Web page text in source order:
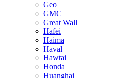
Geo
GMC
Great Wall
Hafei
Haima
Haval
Hawtai
Honda
Huanghai